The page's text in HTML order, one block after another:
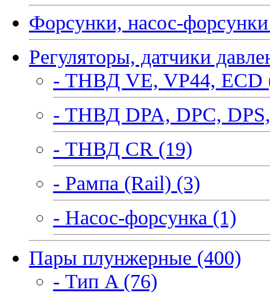
Форсунки, насос-
Регуляторы, датчики
- ТНВД VE, VP44, ECD
- ТНВД DPA, DPC,
- ТНВД CR (19)
- Рампа (Rail) (3)
- Насос-форсунка (1)
Пары плунжерные (400)
- Тип A (76)